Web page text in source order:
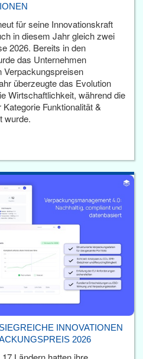
für seine Innovationskraft
in diesem Jahr gleich zwei
2026. Bereits in den
das Unternehmen
Verpackungspreisen
überzeugte das Evolution
Wirtschaftlichkeit, während die
Funktionalität &
wurde.
INNOVATIONEN
2026